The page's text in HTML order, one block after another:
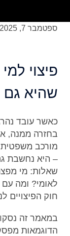
ספטמבר 7, 2025
פיצוי
שהיא גם
כאשר עובד
בחזרה ממנה,
מורכב
– היא נחשבת
שאלות: מי
לאומי? ומה עם
חוק הפיצויים
במאמר זה
הדוגמאות